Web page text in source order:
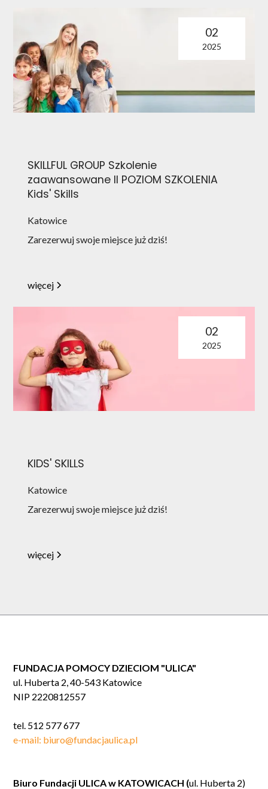
02
2025
SKILLFUL GROUP Szkolenie
zaawansowane II POZIOM SZKOLENIA
Kids' Skills
Katowice
Zarezerwuj swoje miejsce już dziś!
więcej
02
2025
KIDS' SKILLS
Katowice
Zarezerwuj swoje miejsce już dziś!
więcej
FUNDACJA POMOCY DZIECIOM "ULICA"
ul. Huberta 2, 40-543 Katowice
NIP 2220812557
tel. 512 577 677
e-mail: biuro@fundacjaulica.pl
Biuro Fundacji ULICA w KATOWICACH (ul. Huberta 2)